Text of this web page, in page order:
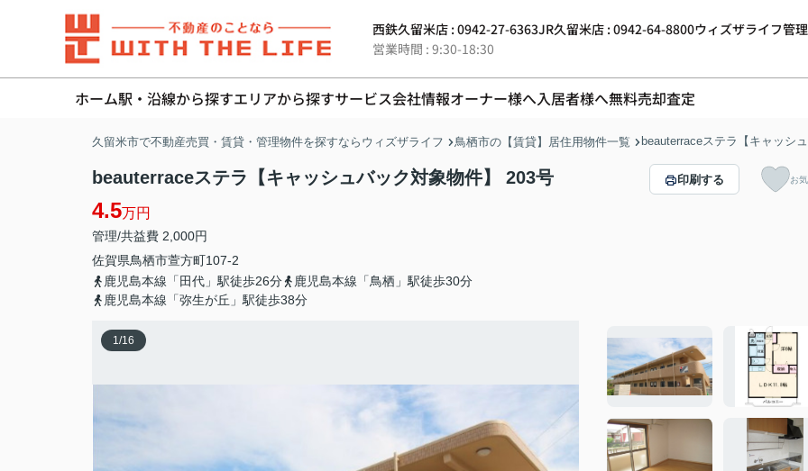
西鉄久留米店 : 0942-27-6363JR久留米店 : 0942-64-8800ウィズザライフ管
営業時間 : 9:30-18:30
ホーム駅・沿線から探すエリアから探すサービス会社情報オーナー様へ入居者様へ無料売却査定
久留米市で不動産売買・賃貸・管理物件を探すならウィズザライフ 鳥栖市の【賃貸】居住用物件一覧 beauterraceステラ【キャッシ
beauterraceステラ【キャッシュバック対象物件】 203号
4.5万円
管理/共益費 2,000円
佐賀県鳥栖市萱方町107-2
鹿児島本線「田代」駅徒歩26分
鹿児島本線「鳥栖」駅徒歩30分
鹿児島本線「弥生が丘」駅徒歩38分
印刷する お
1/16